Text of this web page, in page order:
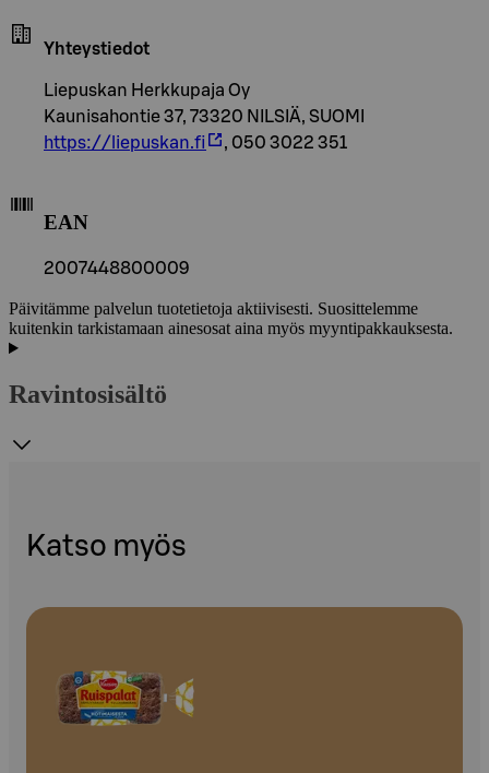
Yhteystiedot
Liepuskan Herkkupaja Oy
Kaunisahontie 37, 73320 NILSIÄ, SUOMI
https://liepuskan.fi
, 050 3022 351
EAN
2007448800009
Päivitämme palvelun tuotetietoja aktiivisesti. Suosittelemme
kuitenkin tarkistamaan ainesosat aina myös myyntipakkauksesta.
Ravintosisältö
Katso myös